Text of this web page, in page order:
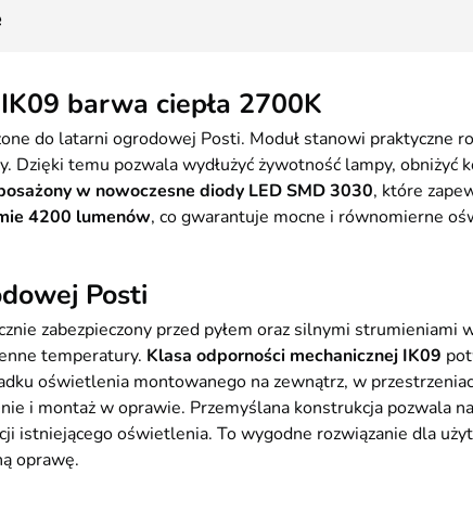
barwa ciepła 2700K
do latarni ogrodowej Posti. Moduł stanowi praktyczne
Dzięki temu pozwala wydłużyć żywotność lampy, obniżyć
w nowoczesne diody LED SMD 3030, które
4200 lumenów, co gwarantuje mocne i równomierne
Posti
zabezpieczony przed pyłem oraz silnymi strumieniami
temperatury. Klasa odporności mechanicznej IK09
oświetlenia montowanego na zewnątrz, w
i montaż w oprawie. Przemyślana konstrukcja
istniejącego oświetlenia. To wygodne rozwiązanie dla
oprawę.